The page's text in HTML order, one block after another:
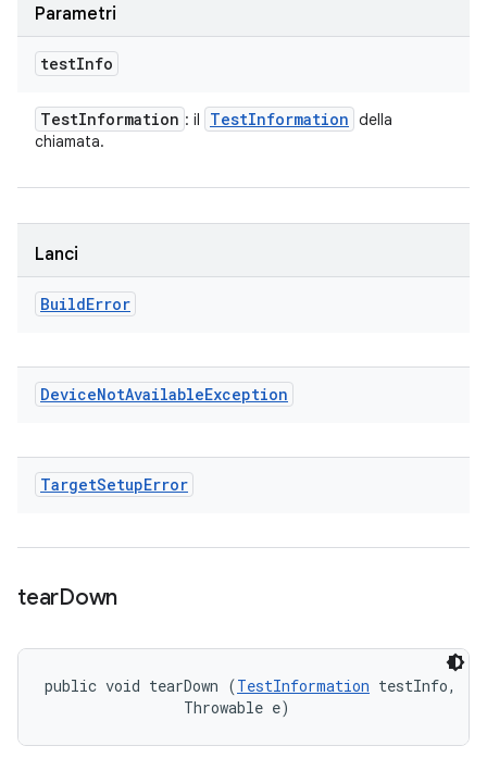
Parametri
testInfo
TestInformation : il TestInformation della
chiamata.
Lanci
BuildError
DeviceNotAvailableException
TargetSetupError
tearDown
public void tearDown (TestInformation testInfo,
                Throwable e)